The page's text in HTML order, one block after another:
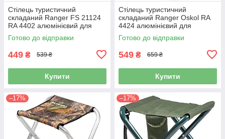
Стілець туристичний
складаний Ranger FS 21124
RA 4402 алюмінієвий для
риболовлі та пікніка
Готово до відправки
449 ₴ 539 ₴
Купити
Стілець туристичний
складаний Ranger Oskol RA
4424 алюмінієвий для
риболовлі та пікніка
Готово до відправки
549 ₴ 659 ₴
Купити
–17% –17%